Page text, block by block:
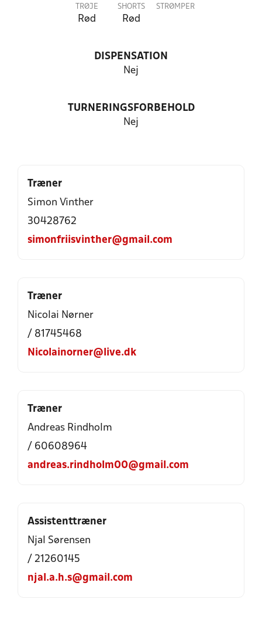
TRØJE
Rød
SHORTS
Rød
STRØMPER
DISPENSATION
Nej
TURNERINGSFORBEHOLD
Nej
Træner
Simon Vinther
30428762
simonfriisvinther@gmail.com
Træner
Nicolai Nørner
/ 81745468
Nicolainorner@live.dk
Træner
Andreas Rindholm
/ 60608964
andreas.rindholm00@gmail.com
Assistenttræner
Njal Sørensen
/ 21260145
njal.a.h.s@gmail.com